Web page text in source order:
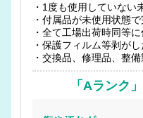
・1度も使用していない
・付属品が未使用状態
・全て工場出荷時同等
・保護フィルム等剥が
・交換品、修理品、整
「Aランク」